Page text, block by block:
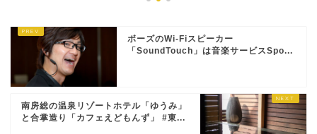
ボーズのWi-Fiスピーカー
「SoundTouch」は音楽サービスSpo...
南房総の温泉リゾートホテル「ゆうみ」
と合掌造り「カフェえどもんず」 #東...